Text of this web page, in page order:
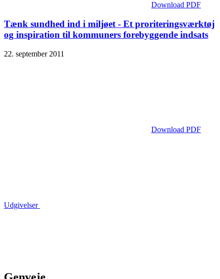
Download PDF
Tænk sundhed ind i miljøet - Et proriteringsværktøj
og inspiration til kommuners forebyggende indsats
22. september 2011
Download PDF
Udgivelser